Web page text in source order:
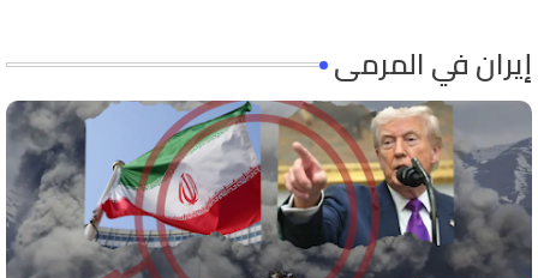
إيران في المرمى